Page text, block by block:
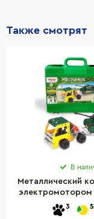
Также смотрят
В
Металлический
электромотором
Тягач Zephyr
3 5